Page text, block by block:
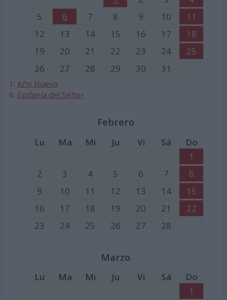
5
6 7 8 9 10
11
12
13 14 15 16 17
18
19
20 21 22 23 24
25
26
27 28 29 30 31
1: Año Nuevo
6: Epifanía del Señor
Febrero
Lu Ma Mi Ju Vi Sá
Do
1
2
3 4 5 6 7
8
9
10 11 12 13 14
15
16
17 18 19 20 21
22
23
24 25 26 27 28
Marzo
Lu Ma Mi Ju Vi Sá
Do
1